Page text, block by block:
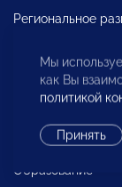
Региональное
Международная
Декларация о
Бюро по защите
Образование
Мы
как Вы
политикой
Принять